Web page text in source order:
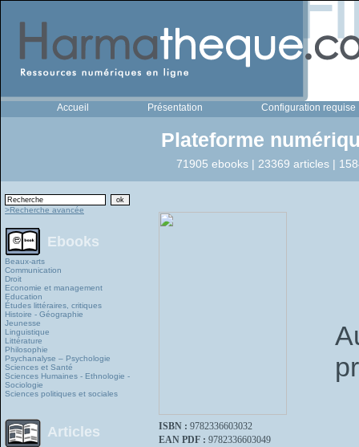
Accueil Présentation Configuration requise
Plateforme
71905 ebooks | 23369 articles |
>Recherche avancée
Ebooks
Beaux-arts
Communication
Droit
Economie et management
Education
Études littéraires, critiques
Histoire - Géographie
Jeunesse
Linguistique
Littérature
Philosophie
Psychanalyse – Psychologie
Sciences et Santé
Sciences Humaines - Ethnologie -
Sociologie
Sciences politiques et sociales
Articles ISBN : 9782336603032
EAN PDF : 9782336603049